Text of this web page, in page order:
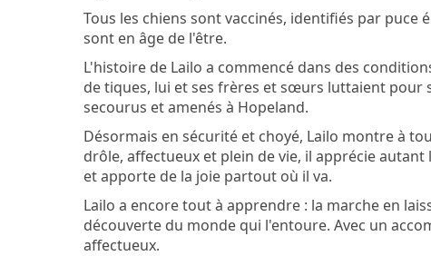
Tous les chiens sont vaccinés, identifiés par
sont en âge de l'être.
L'histoire de Lailo a commencé dans des
de tiques, lui et ses frères et sœurs luttaient
secourus et amenés à Hopeland.
Désormais en sécurité et choyé, Lailo montre à
drôle, affectueux et plein de vie, il apprécie
et apporte de la joie partout où il va.
Lailo a encore tout à apprendre : la marche en
découverte du monde qui l'entoure. Avec un
affectueux.